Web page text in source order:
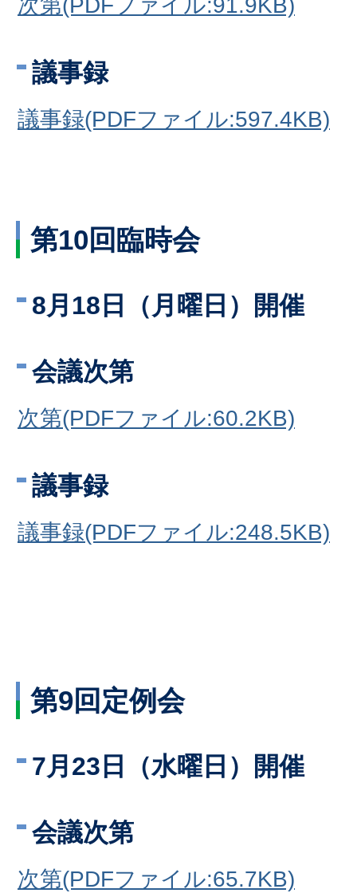
次第(PDFファイル:91.9KB)
議事録
議事録(PDFファイル:597.4KB)
第10回臨時会
8月18日（月曜日）開催
会議次第
次第(PDFファイル:60.2KB)
議事録
議事録(PDFファイル:248.5KB)
第9回定例会
7月23日（水曜日）開催
会議次第
次第(PDFファイル:65.7KB)